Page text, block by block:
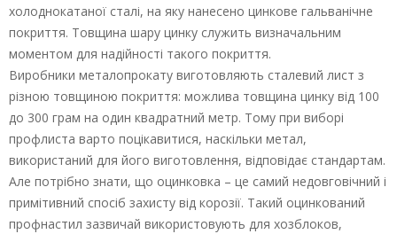
холоднокатаної сталі, на яку нанесено цинкове гальванічне
покриття. Товщина шару цинку служить визначальним
моментом для надійності такого покриття.
Виробники металопрокату виготовляють сталевий лист з
різною товщиною покриття: можлива товщина цинку від 100
до 300 грам на один квадратний метр. Тому при виборі
профлиста варто поцікавитися, наскільки метал,
використаний для його виготовлення, відповідає стандартам.
Але потрібно знати, що оцинковка – це самий недовговічний і
примітивний спосіб захисту від корозії. Такий оцинкований
профнастил зазвичай використовують для хозблоков,